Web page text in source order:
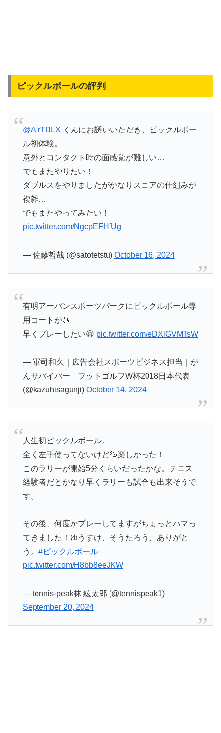
ピックルボールの評判
@AirTBLX くんにお誘いいただき、ピックルボー
ル初体験。
意外とコンタクト時の面感覚が難しい…
でもまたやりたい！
ダブルスをやりましたがかなりスコアの仕組みが
複雑…
でもまたやってみたい！
pic.twitter.com/NgcpEFHfUg
— 佐藤哲哉 (@satotetstu) October 16, 2024
有明アーバンスポーツパークにピックルボール専
用コートが🎾
早くプレーしたい😆 pic.twitter.com/eDXlGVMTsW
— 軍司和久｜広告会社スポーツビジネス担当｜が
んサバイバー｜フットゴルフW杯2018日本代表
(@kazuhisagunji) October 14, 2024
人生初ピックルボール。
全く左手使ってないけど💦楽しかった！
このラリーが開始5分くらいだったかな。テニス
経験者だとかなり早くラリーも試合も出来そうで
す。
その後、何度かプレーしてますがちょっとハマっ
てきました！ゆうすけ、そうたろう、ありがと
う。 #ピックルボール
pic.twitter.com/H8bb8eeJKW
— tennis-peak林 紘太郎 (@tennispeak1)
September 20, 2024